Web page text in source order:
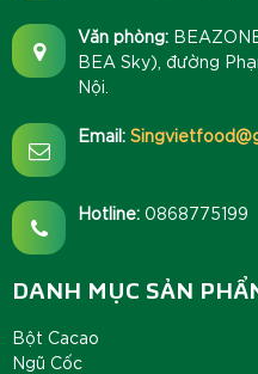
Văn phòng:
BEA Sky), đường
Nội.
Email:
Hotline: 0868775199
DANH MỤC SẢN
Bột Cacao
Ngũ Cốc